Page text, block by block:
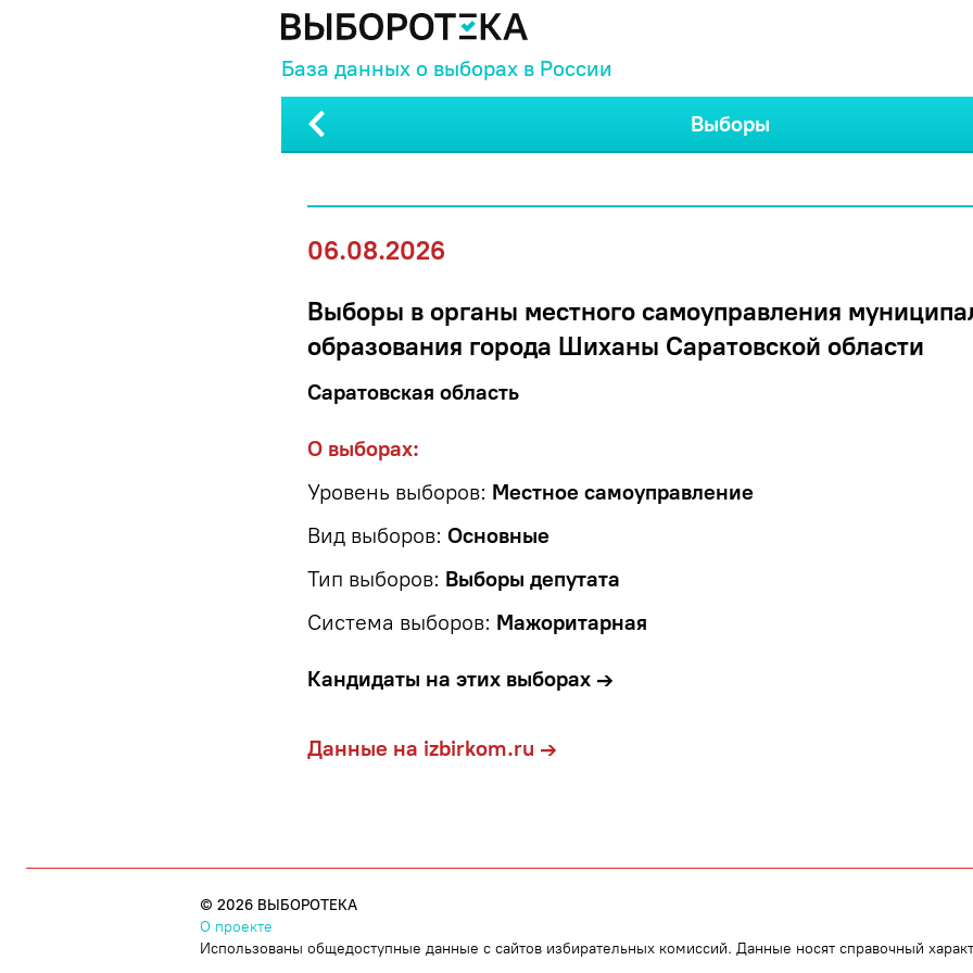
База данных о выборах в России
Выборы
06.08.2026
Выборы в органы местного самоуправления
образования города Шиханы Саратовской области
Саратовская область
О выборах:
Уровень выборов: Местное самоуправление
Вид выборов: Основные
Тип выборов: Выборы депутата
Система выборов: Мажоритарная
Кандидаты на этих выборах →
Данные на izbirkom.ru →
© 2026 ВЫБОРОТЕКА
О проекте
Использованы общедоступные данные с сайтов избирательных комиссий. Данные носят справочный